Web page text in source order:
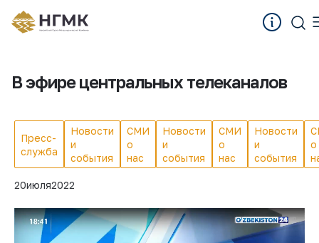
В эфире центральных телеканалов
Пресс-
служба
Новости
и
события
СМИ
о
нас
Новости
и
события
СМИ
о
нас
Новости
и
события
о
20июля2022